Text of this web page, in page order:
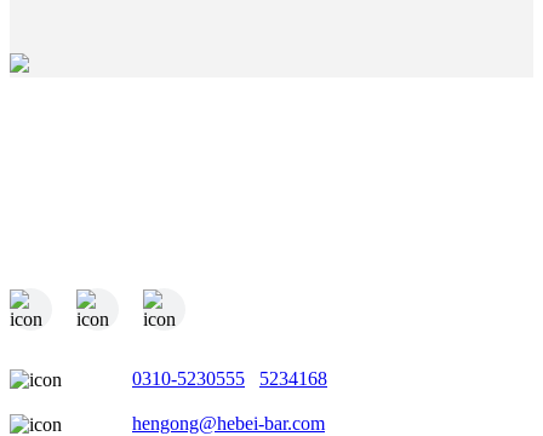
0310-5230555 5234168
hengong@hebei-bar.com